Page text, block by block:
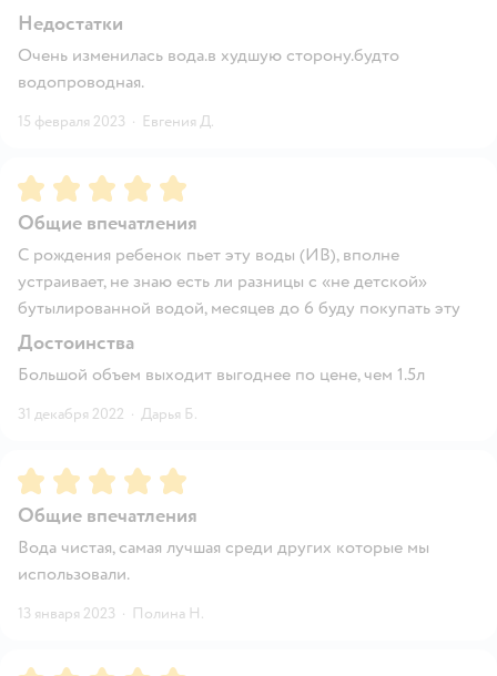
Недостатки
Очень изменилась вода.в худшую сторону.будто
водопроводная.
15 февраля 2023 · Евгения Д.
Рейтинг:5
Общие впечатления
С рождения ребенок пьет эту воды (ИВ), вполне
устраивает, не знаю есть ли разницы с «не детской»
бутылированной водой, месяцев до 6 буду покупать эту
Достоинства
Большой объем выходит выгоднее по цене, чем 1.5л
31 декабря 2022 · Дарья Б.
Рейтинг:5
Общие впечатления
Вода чистая, самая лучшая среди других которые мы
использовали.
13 января 2023 · Полина Н.